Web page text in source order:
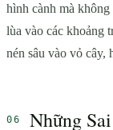
hình cành mà
lùa vào các khoảng
nén sâu vào vỏ cây,
Những